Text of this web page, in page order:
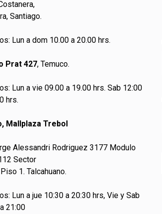
Santiago.
Lun a dom 10.00 a 20.00 hrs.
Prat 427, Temuco.
Lun a vie 09.00 a 19.00 hrs. Sab 12:00
hrs.
Mallplaza Trebol
Alessandri Rodriguez 3177 Modulo
Sector
1. Talcahuano.
Lun a jue 10:30 a 20:30 hrs, Vie y Sab
21:00